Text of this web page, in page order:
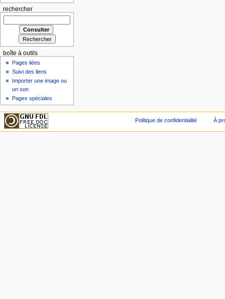
rechercher
boîte à outils
Pages liées
Suivi des liens
Importer une image ou
un son
Pages spéciales
Politique de confidentialité À